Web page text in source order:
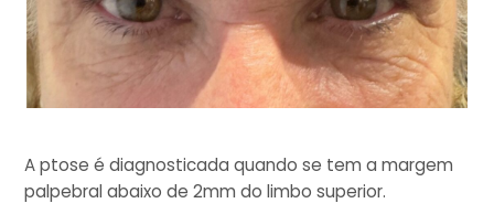
A ptose é diagnosticada quando se tem a margem
palpebral abaixo de 2mm do limbo superior.